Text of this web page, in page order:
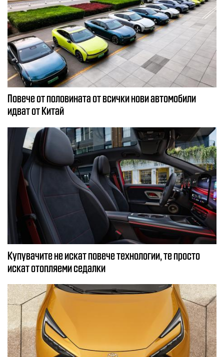
Повече от половината от всички нови автомобили
идват от Китай
Купувачите не искат повече технологии, те просто
искат отопляеми седалки